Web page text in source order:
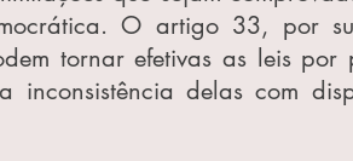
O artigo 33, por
tornar efetivas as leis por
delas com